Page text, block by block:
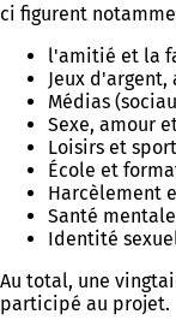
ci figurent
l'amitié et la
Jeux
Médias
Sexe, amour
Loisirs et sport
École et
Harcèlement
Santé
Identité
Au total, une
participé au projet.